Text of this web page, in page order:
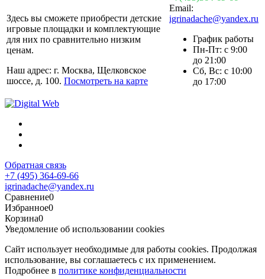
Здесь вы сможете приобрести детские
игровые площадки и комплектующие
для них по сравнительно низким
ценам.
Наш адрес: г. Москва, Щелковское
шоссе, д. 100. Посмотреть на карте
Email:
igrinadache@yandex.ru
График работы
Пн-Пт: с 9:00
до 21:00
Сб, Вс: с 10:00
до 17:00
Обратная связь
+7 (495) 364-69-66
igrinadache@yandex.ru
Сравнение0
Избранное0
Корзина0
Уведомление об использовании cookies
Сайт использует необходимые для работы cookies. Продолжая
использование, вы соглашаетесь с их применением.
Подробнее в политике конфиденциальности